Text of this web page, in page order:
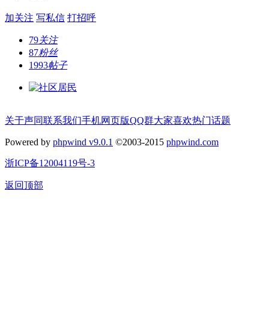
加关注 写私信 打招呼
79关注
87粉丝
1993帖子
关于声同联系我们手机网页版QQ群大家喜欢热门话题
Powered by phpwind v9.0.1 ©2003-2015 phpwind.com
浙ICP备12004119号-3
返回顶部